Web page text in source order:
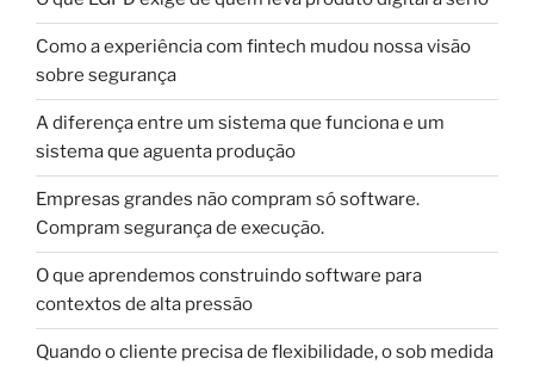
Como a experiência com fintech mudou nossa visão
sobre segurança
A diferença entre um sistema que funciona e um
sistema que aguenta produção
Empresas grandes não compram só software.
Compram segurança de execução.
O que aprendemos construindo software para
contextos de alta pressão
Quando o cliente precisa de flexibilidade, o sob medida